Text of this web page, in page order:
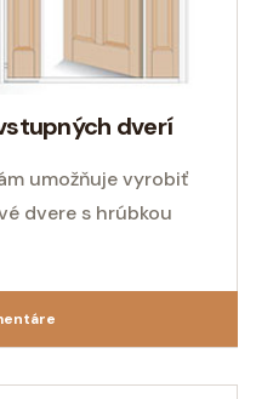
dverí
umožňuje vyrobiť
​​dvere s hrúbkou